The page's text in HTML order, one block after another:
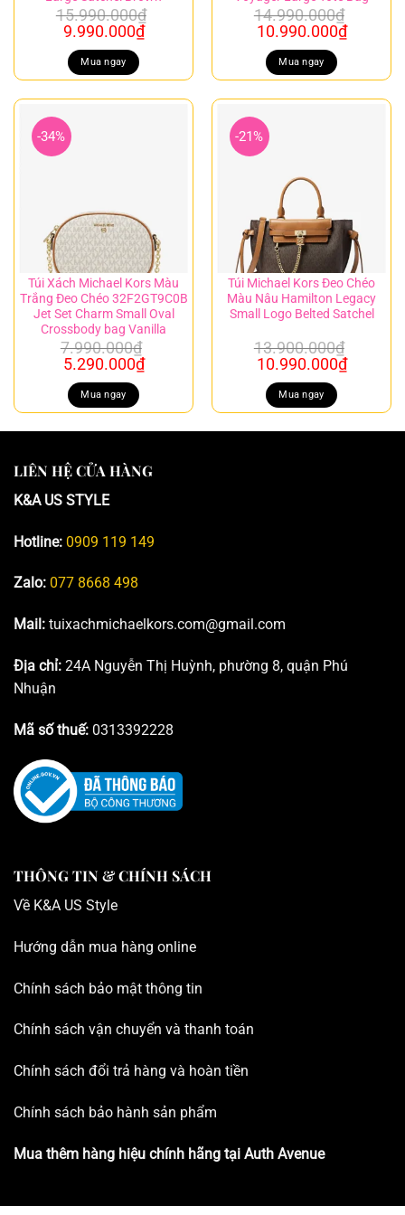
15.990.000₫
Giá
gốc
là:
15.990.000₫.
9.990.000₫Giá
là:
9.990.000₫.
Mua ngay
14.990.000₫
Giá
gốc
là:
14.990.000₫.
10.990.000₫Giá
là:
Mua ngay
-34%
Túi Xách Michael Kors Màu
Trắng Đeo Chéo 32F2GT9C0B
Jet Set Charm Small Oval
Crossbody bag Vanilla
7.990.000₫
Giá
gốc
là:
7.990.000₫.
5.290.000₫Giá
là:
5.290.000₫.
Mua ngay
-21%
Túi Michael Kors Đeo Chéo
Màu Nâu Hamilton Legacy
Small Logo Belted Satchel
13.900.000₫
Giá
gốc
là:
13.900.000₫.
10.990.000₫Giá
là:
Mua ngay
LIÊN HỆ CỬA HÀNG
K&A US STYLE
Hotline: 0909 119 149
Zalo: 077 8668 498
Mail: tuixachmichaelkors.com@gmail.com
Địa chỉ: 24A Nguyễn Thị Huỳnh, phường 8, quận Phú
Nhuận
Mã số thuế: 0313392228
THÔNG TIN & CHÍNH SÁCH
Về K&A US Style
Hướng dẫn mua hàng online
Chính sách bảo mật thông tin
Chính sách vận chuyển và thanh toán
Chính sách đổi trả hàng và hoàn tiền
Chính sách bảo hành sản phẩm
Mua thêm hàng hiệu chính hãng tại Auth Avenue